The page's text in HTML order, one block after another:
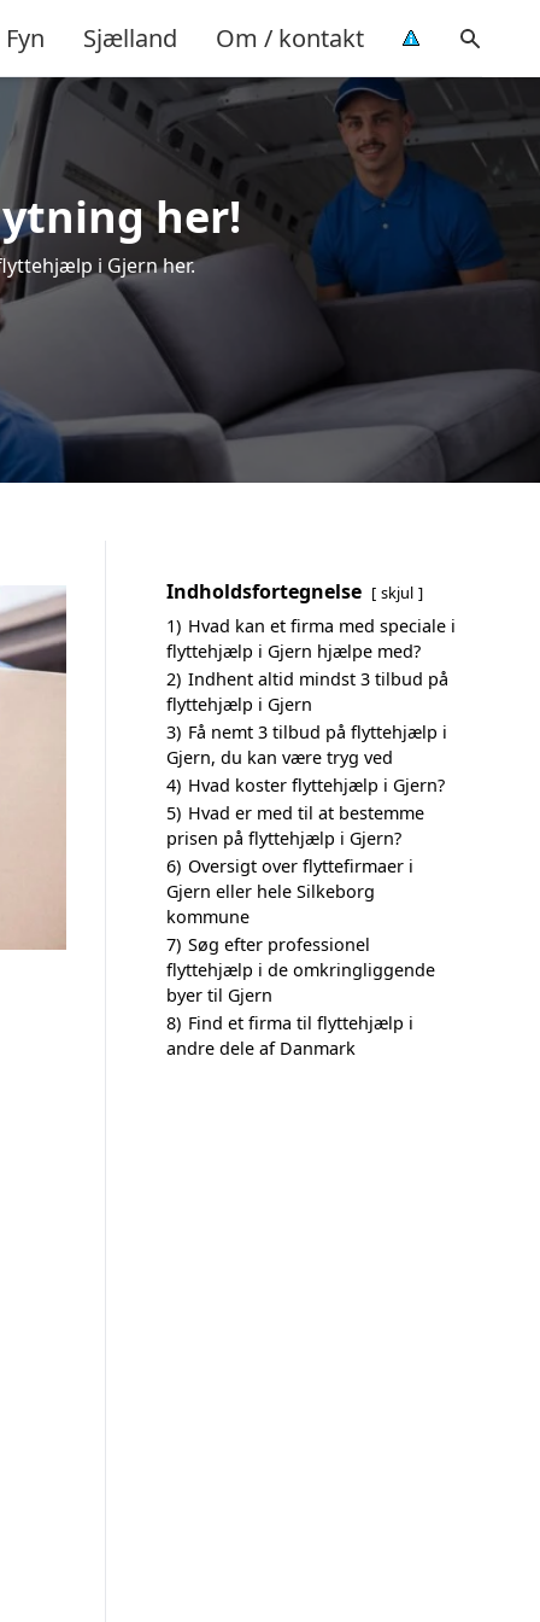
Fyn Sjælland Om / kontakt
her!
i Gjern her.
Indholdsfortegnelse skjul
1) Hvad kan et firma med speciale i
flyttehjælp i Gjern hjælpe med?
2) Indhent altid mindst 3 tilbud på
flyttehjælp i Gjern
3) Få nemt 3 tilbud på flyttehjælp i
Gjern, du kan være tryg ved
4) Hvad koster flyttehjælp i Gjern?
5) Hvad er med til at bestemme
prisen på flyttehjælp i Gjern?
6) Oversigt over flyttefirmaer i
Gjern eller hele Silkeborg
kommune
7) Søg efter professionel
flyttehjælp i de omkringliggende
byer til Gjern
8) Find et firma til flyttehjælp i
andre dele af Danmark